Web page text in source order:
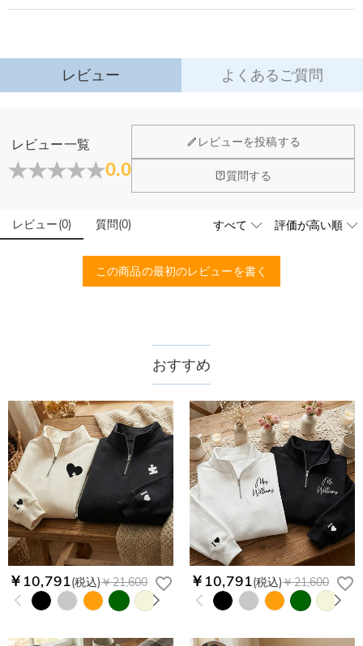
ージ画像が実際の商品と色味が異なる場合がございます。
レビュー よくあるご質問
レビュー一覧
0.0
レビューを投稿する
質問する
レビュー(0) 質問(0)
この商品の最初のレビューを書く
おすすめ
￥10,791(税込)￥21,600 ￥10,791(税込)￥21,600